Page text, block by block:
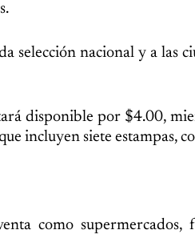
selección nacional y a las
disponible por $4.00,
incluyen siete estampas,
como supermercados,